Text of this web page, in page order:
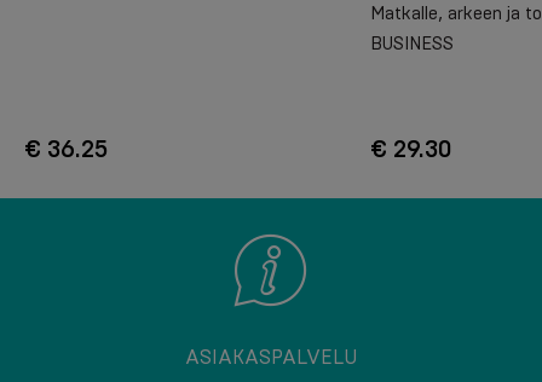
€ 36.25
Matkalle, arkeen ja
BUSINESS
€ 29.30
ASIAKASPALVELU